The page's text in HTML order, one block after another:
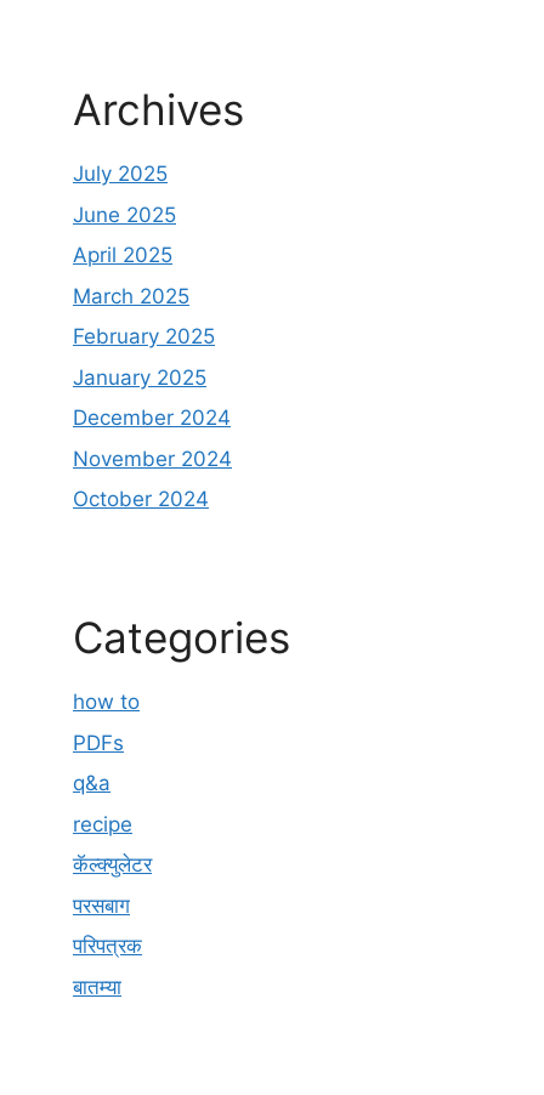
Archives
July 2025
June 2025
April 2025
March 2025
February 2025
January 2025
December 2024
November 2024
October 2024
Categories
how to
PDFs
q&a
recipe
कॅल्क्युलेटर
परसबाग
परिपत्रक
बातम्या